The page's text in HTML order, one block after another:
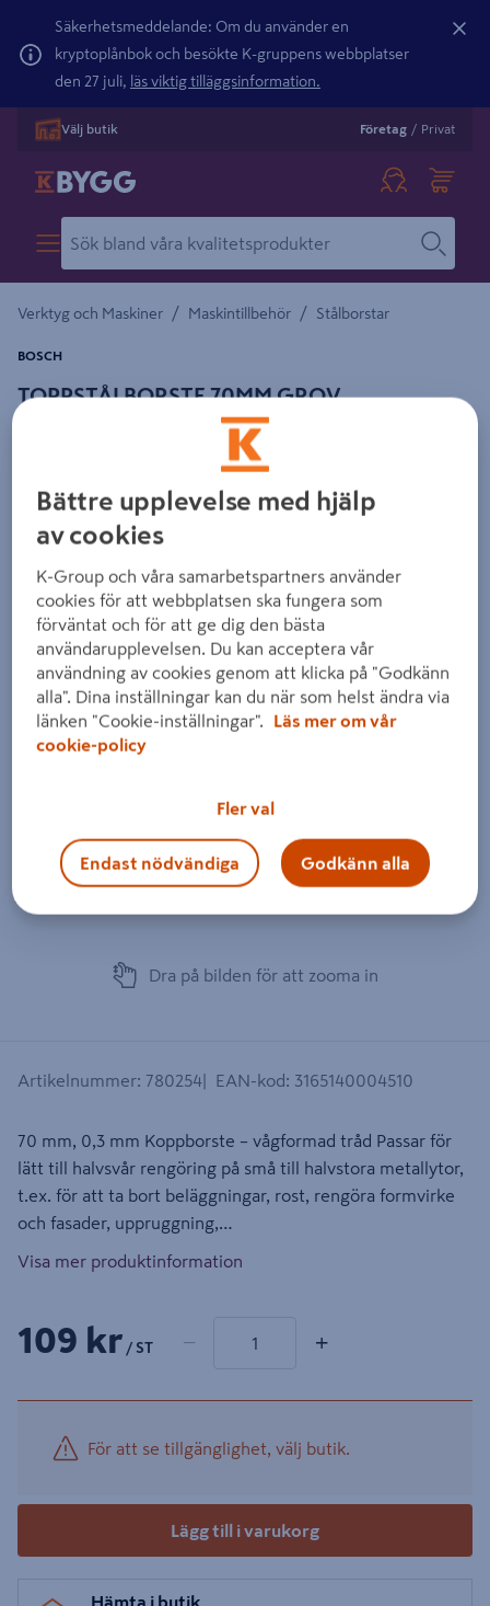
Säkerhetsmeddelande: Om du använder en
kryptoplånbok och besökte K-gruppens webbplatser
den 27 juli, läs viktig tilläggsinformation.
Välj butik Företag / Privat
Verktyg och Maskiner / Maskintillbehör / Stålborstar
TOPPSTÅLBORSTE 70MM GROV
BOSCH
Detaljerad beskrivning finns i produktbeskrivningsområdet
Dra på bilden för att zooma in
Artikelnummer: 780254 EAN-kod: 3165140004510
70 mm, 0,3 mm Koppborste – vågformad tråd Passar för
lätt till halvsvår rengöring på små till halvstora metallytor,
t.ex. för att ta bort beläggningar, rost, rengöra formvirke
och fasader, uppruggning,…
Visa mer produktinformation
109 kr / ST − +
För att se tillgänglighet, välj butik.
Lägg till i varukorg
Hämta i butik
Bättre upplevelse med hjälp
av cookies
K-Group och våra samarbetspartners använder
cookies för att webbplatsen ska fungera som
förväntat och för att ge dig den bästa
användarupplevelsen. Du kan acceptera vår
användning av cookies genom att klicka på "Godkänn
alla". Dina inställningar kan du när som helst ändra via
länken "Cookie-inställningar".
Läs mer om vår
cookie-policy
Fler val
Endast nödvändiga Godkänn alla